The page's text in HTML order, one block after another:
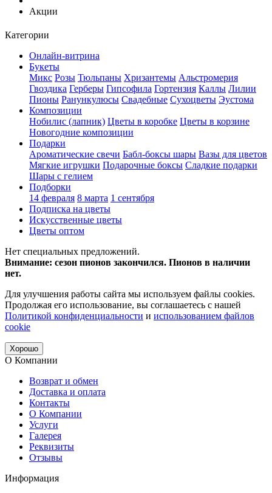
Акции
Категории
Онлайн-витрина
Букеты
Микс Розы Тюльпаны Хризантемы Альстромерия
Гвоздика Герберы Гипсофила Гортензия Каллы Лилии
Пионы Ранункулюсы Свадебные Сухоцветы Эустома
Композиции
Нобилис (лапник) Цветы в коробке Цветы в корзине
Новогодние композиции
Подарки
Ароматические свечи Бабл-боксы шары Вазы для цветов
Мягкие игрушки Подарочные боксы Сладкие подарки
Шары с гелием
Подборки
14 февраля 8 марта 1 сентября
Подписка на цветы
Искусственные цветы
Цветы оптом
Нет специальных предложений.
Внимание: сезон пионов закончился. Пионов в наличии
нет.
Для улучшения работы сайта мы используем файлы cookies.
Продолжая его использование, вы соглашаетесь с нашей
Политикой конфиденциальности и использованием файлов
cookie
Хорошо
О Компании
Возврат и обмен
Доставка и оплата
Контакты
О Компании
Услуги
Галерея
Реквизиты
Отзывы
Информация